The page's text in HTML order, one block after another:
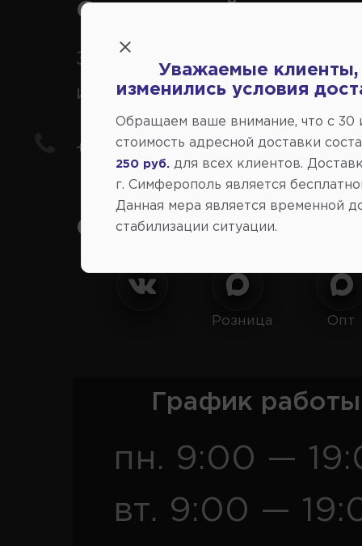
Справочный центр:
Заказ шин, дисков,
иномарки
+7(978) 206-206-8
Социальные сети:
Розница Опт
График
пн. 9:00 —
вт. 9:00 —
Уважаемые клиенты,
изменились условия
Обращаем ваше внимание, что c 30
стоимость адресной доставки
250 руб. для всех клиентов.
г. Симферополь является
Данная мера является временной
стабилизации ситуации.